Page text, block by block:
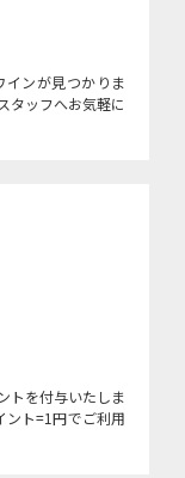
インが見つかりま
タッフへお気軽に
トを付与いたしま
ント=1円でご利用